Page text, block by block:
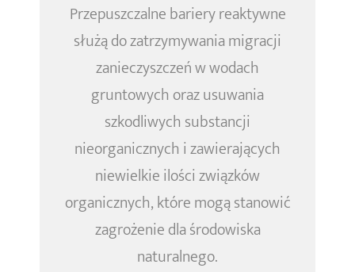
Przepuszczalne bariery reaktywne
służą do zatrzymywania migracji
zanieczyszczeń w wodach
gruntowych oraz usuwania
szkodliwych substancji
nieorganicznych i zawierających
niewielkie ilości związków
organicznych, które mogą stanowić
zagrożenie dla środowiska
naturalnego.